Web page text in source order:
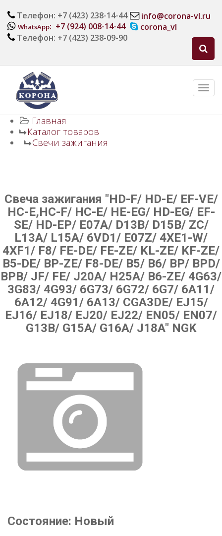
Телефон: +7 (423) 238-14-44
WhatsApp: +7 (924) 008-14-44
Телефон: +7 (423) 238-09-90
info@corona-vl.ru
corona_vl
Главная
Каталог товаров
Свечи зажигания
Свеча зажигания "HD-F/ HD-E/ EF-VE/
HC-E,HC-F/ HC-E/ HE-EG/ HD-EG/ EF-
SE/ HD-EP/ E07A/ D13B/ D15B/ ZC/
L13A/ L15A/ 6VD1/ E07Z/ 4XE1-W/
4XF1/ F8/ FE-DE/ FE-ZE/ KL-ZE/ KF-ZE/
B5-DE/ BP-ZE/ F8-DE/ B5/ B6/ BP/ BPD/
BPB/ JF/ FE/ J20A/ H25A/ B6-ZE/ 4G63/
3G83/ 4G93/ 6G73/ 6G72/ 6G7/ 6A11/
6A12/ 4G91/ 6A13/ CGA3DE/ EJ15/
EJ16/ EJ18/ EJ20/ EJ22/ EN05/ EN07/
G13B/ G15A/ G16A/ J18A" NGK
Состояние: Новый